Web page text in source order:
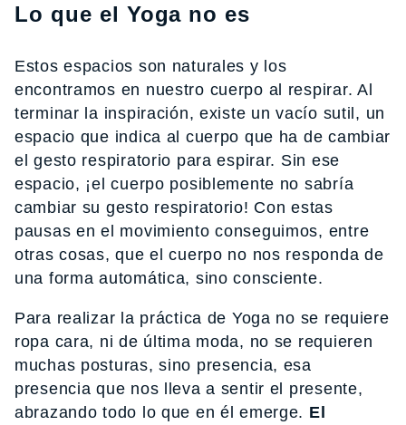
Lo que el Yoga no es
Estos espacios son naturales y los
encontramos en nuestro cuerpo al respirar. Al
terminar la inspiración, existe un vacío sutil, un
espacio que indica al cuerpo que ha de cambiar
el gesto respiratorio para espirar. Sin ese
espacio, ¡el cuerpo posiblemente no sabría
cambiar su gesto respiratorio! Con estas
pausas en el movimiento conseguimos, entre
otras cosas, que el cuerpo no nos responda de
una forma automática, sino consciente.
Para realizar la práctica de Yoga no se requiere
ropa cara, ni de última moda, no se requieren
muchas posturas, sino presencia, esa
presencia que nos lleva a sentir el presente,
abrazando todo lo que en él emerge. El